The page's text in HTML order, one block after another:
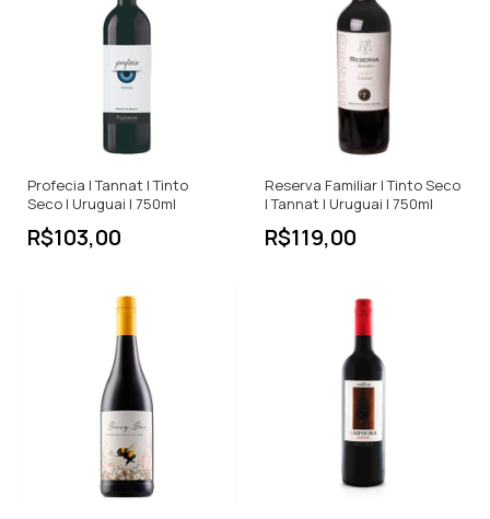
Profecia | Tannat | Tinto
Seco | Uruguai | 750ml
R$103,00
Reserva Familiar | Tinto Seco
| Tannat | Uruguai | 750ml
R$119,00